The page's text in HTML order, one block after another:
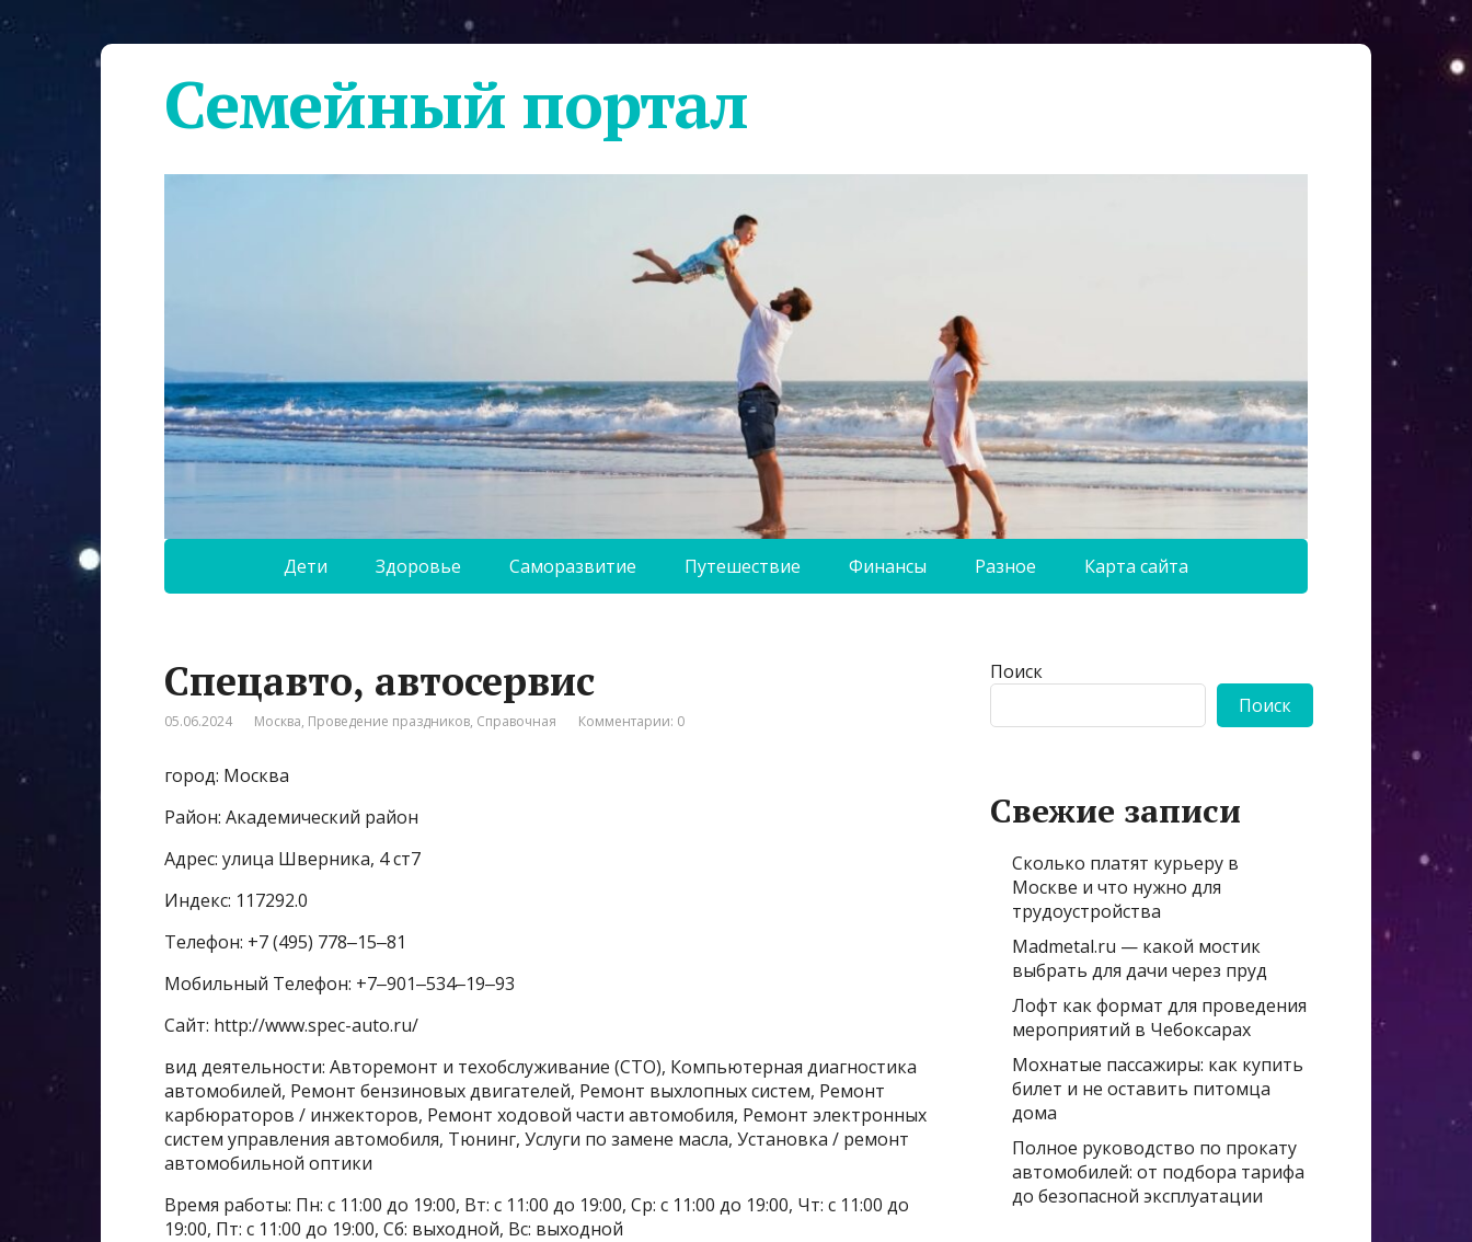
Семейный портал
Дети Здоровье Саморазвитие Путешествие Финансы Разное Карта сайта
Спецавто, автосервис
05.06.2024 Москва, Проведение праздников, Справочная Комментарии: 0
город: Москва
Район: Академический район
Адрес: улица Шверника, 4 ст7
Индекс: 117292.0
Телефон: +7 (495) 778‒15‒81
Мобильный Телефон: +7‒901‒534‒19‒93
Сайт: http://www.spec-auto.ru/
вид деятельности: Авторемонт и техобслуживание (СТО), Компьютерная диагностика
автомобилей, Ремонт бензиновых двигателей, Ремонт выхлопных систем, Ремонт
карбюраторов / инжекторов, Ремонт ходовой части автомобиля, Ремонт электронных
систем управления автомобиля, Тюнинг, Услуги по замене масла, Установка / ремонт
автомобильной оптики
Время работы: Пн: с 11:00 до 19:00, Вт: с 11:00 до 19:00, Ср: с 11:00 до 19:00, Чт: с 11:00 до
19:00, Пт: с 11:00 до 19:00, Сб: выходной, Вс: выходной
Поиск
Поиск
Свежие записи
Сколько платят курьеру в
Москве и что нужно для
трудоустройства
Madmetal.ru — какой мостик
выбрать для дачи через пруд
Лофт как формат для проведения
мероприятий в Чебоксарах
Мохнатые пассажиры: как купить
билет и не оставить питомца
дома
Полное руководство по прокату
автомобилей: от подбора тарифа
до безопасной эксплуатации